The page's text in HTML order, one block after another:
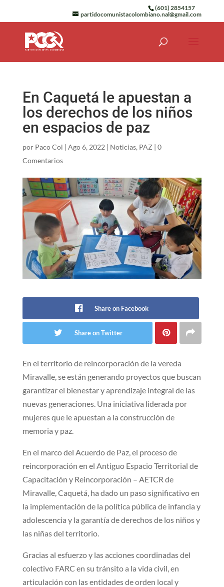
(601) 2854157
partidocomunistacolombiano.nal@gmail.com
En Caquetá le apuestan a
los derechos de los niños
en espacios de paz
por Paco Col | Ago 6, 2022 | Noticias, PAZ| 0
Comentarios
Share on Facebook
Share on Twitter
En el territorio de reincorporación de la vereda
Miravalle, se están generando proyectos que buscan
garantizar el bienestar y aprendizaje integral de las
nuevas generaciones. Una iniciativa liderada por
mujeres que le apuestan a la construcción de
memoria y paz.
En el marco del Acuerdo de Paz, el proceso de
reincorporación en el Antiguo Espacio Territorial de
Capacitación y Reincorporación – AETCR de
Miravalle, Caquetá, ha dado un paso significativo en
la implementación de la política pública de infancia y
adolescencia y la garantía de derechos de los niños y
las niñas del territorio.
Gracias al esfuerzo y las acciones coordinadas del
colectivo FARC en su tránsito a la vida civil, en
articulación con las entidades de orden local y